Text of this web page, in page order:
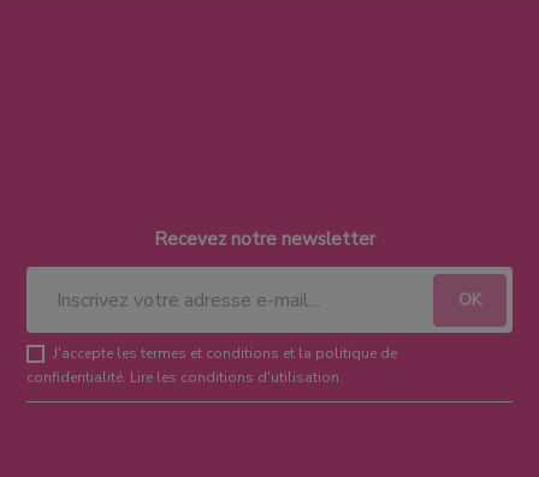
Recevez notre newsletter
J'accepte les termes et conditions et la politique de
confidentialité. Lire les conditions d'utilisation.